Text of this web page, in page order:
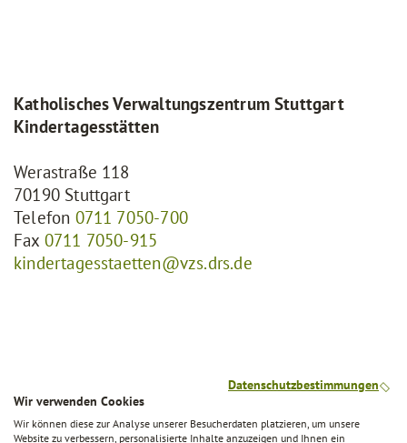
Katholisches Verwaltungszentrum Stuttgart
Kindertagesstätten
Werastraße 118
70190 Stuttgart
Telefon 0711 7050-700
Fax 0711 7050-915
kindertagesstaetten@vzs.drs.de
Schnellzugriffe
Datenschutzbestimmungen
Wir verwenden Cookies
Wir können diese zur Analyse unserer Besucherdaten platzieren, um unsere
Website zu verbessern, personalisierte Inhalte anzuzeigen und Ihnen ein